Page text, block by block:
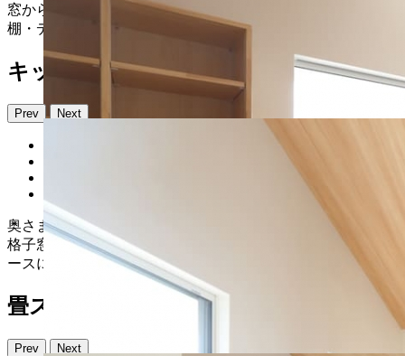
窓から見える雄大な景色がマッチしています。造作の収納
棚・デスクも設置しました。
キッチン・ダイニング
Prev Next
奥さまこだわりのシンプルなキッチン空間。壁に設けた室内
格子窓は、キッチンのアクセントになるとともに、洗面スペ
ースにいる家族の様子を確認することもできます。
畳スペース
Prev Next